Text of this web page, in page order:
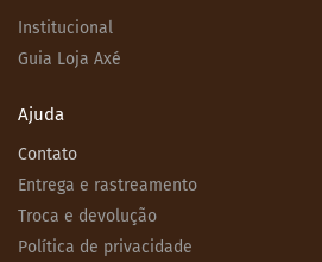
Institucional
Guia Loja Axé
Ajuda
Contato
Entrega e rastreamento
Troca e devolução
Política de privacidade